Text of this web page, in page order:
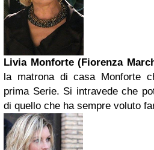
Livia Monforte (Fiorenza
la matrona di casa Monforte
prima Serie. Si intravede che
di quello che ha sempre voluto